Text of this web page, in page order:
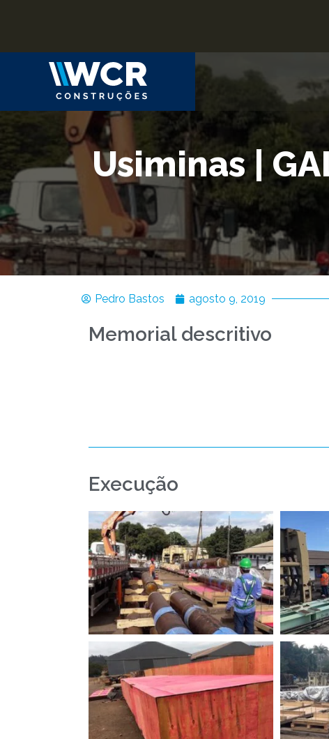
Usiminas |
Pedro Bastos agosto 9, 2019
Memorial descritivo
Execução